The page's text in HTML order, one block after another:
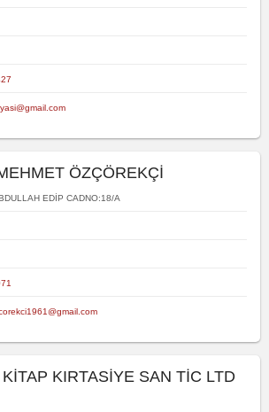
ÖZÇÖREKÇİ
EDİP CADNO:18/A
KIRTASİYE SAN TİC LTD